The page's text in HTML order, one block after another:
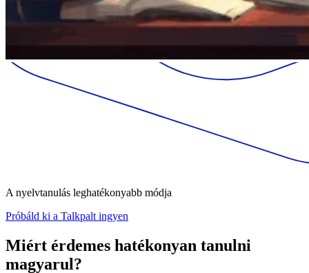
A nyelvtanulás leghatékonyabb módja
Próbáld ki a Talkpalt ingyen
Miért érdemes hatékonyan tanulni
magyarul?